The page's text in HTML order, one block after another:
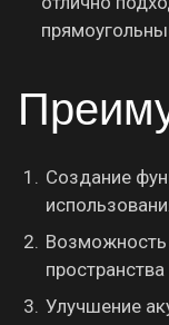
Создание
Возможность
пространства
Улучшение